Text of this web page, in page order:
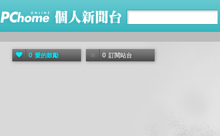
0 愛的鼓勵 0 訂閱站台